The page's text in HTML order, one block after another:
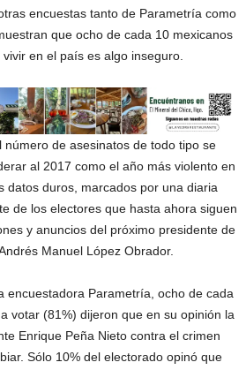
encuestas tanto de Parametría como
que ocho de cada 10 mexicanos
en el país es algo inseguro.
número de asesinatos de todo tipo se
al 2017 como el año más violento en
datos duros, marcados por una diaria
de los electores que hasta ahora siguen
y anuncios del próximo presidente de
Manuel López Obrador.
encuestadora Parametría, ocho de cada
votar (81%) dijeron que en su opinión la
Enrique Peña Nieto contra el crimen
Sólo 10% del electorado opinó que